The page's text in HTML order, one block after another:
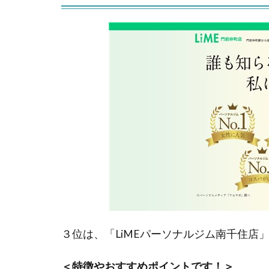
３位は、「LiMEパーソナルジム南千住店
＜特徴やおすすめポイントです！＞